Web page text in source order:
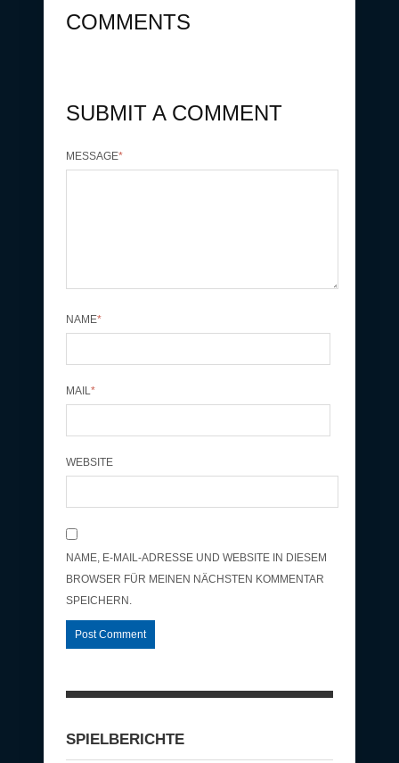
COMMENTS
SUBMIT A COMMENT
MESSAGE*
NAME*
MAIL*
WEBSITE
NAME, E-MAIL-ADRESSE UND WEBSITE IN DIESEM
BROWSER FÜR MEINEN NÄCHSTEN KOMMENTAR
SPEICHERN.
SPIELBERICHTE